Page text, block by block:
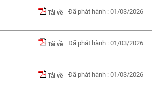
Tải về Đã phát hành : 01/03/2026
Tải về Đã phát hành : 01/03/2026
Tải về Đã phát hành : 01/03/2026